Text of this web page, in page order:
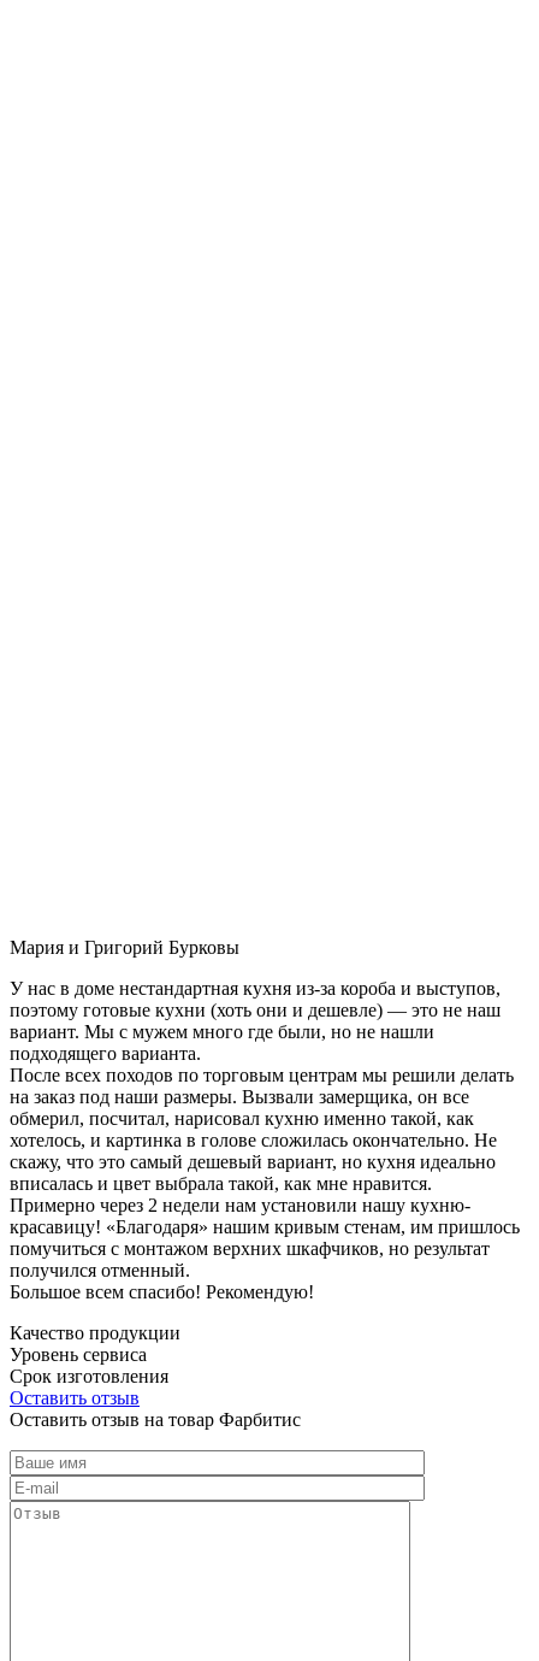
Мария и Григорий Бурковы
У нас в доме нестандартная кухня из-за короба и выступов,
поэтому готовые кухни (хоть они и дешевле) — это не наш
вариант. Мы с мужем много где были, но не нашли
подходящего варианта.
После всех походов по торговым центрам мы решили делать
на заказ под наши размеры. Вызвали замерщика, он все
обмерил, посчитал, нарисовал кухню именно такой, как
хотелось, и картинка в голове сложилась окончательно. Не
скажу, что это самый дешевый вариант, но кухня идеально
вписалась и цвет выбрала такой, как мне нравится.
Примерно через 2 недели нам установили нашу кухню-
красавицу! «Благодаря» нашим кривым стенам, им пришлось
помучиться с монтажом верхних шкафчиков, но результат
получился отменный.
Большое всем спасибо! Рекомендую!
Качество продукции
Уровень сервиса
Срок изготовления
Оставить отзыв
Оставить отзыв на товар Фарбитис